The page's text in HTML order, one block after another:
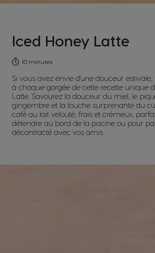
Iced Honey Latte
10 minutes
Si vous avez envie d'une douceur
à chaque gorgée de cette recette unique
Latte. Savourez la douceur du miel, le
gingembre et la touche surprenante du
café au lait velouté, frais et crémeux,
détendre au bord de la piscine ou pour
décontracté avec vos amis.